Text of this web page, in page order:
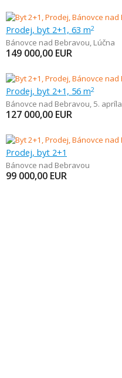
Prodej, byt 2+1, 63 m2
Bánovce nad Bebravou, Lúčna
149 000,00 EUR
Prodej, byt 2+1, 56 m2
Bánovce nad Bebravou, 5. apríla
127 000,00 EUR
Prodej, byt 2+1
Bánovce nad Bebravou
99 000,00 EUR